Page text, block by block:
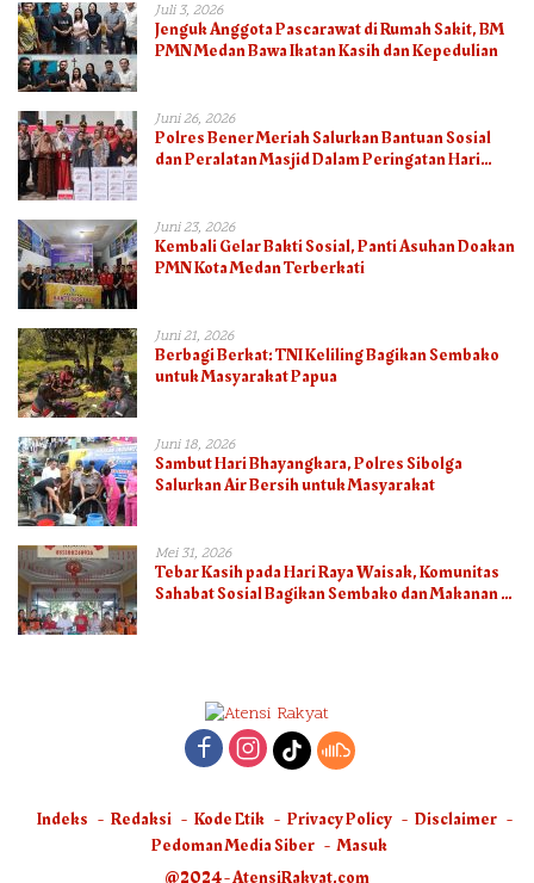
Juli 3, 2026
Jenguk Anggota Pascarawat di Rumah Sakit, BM
PMN Medan Bawa Ikatan Kasih dan Kepedulian
Juni 26, 2026
Polres Bener Meriah Salurkan Bantuan Sosial
dan Peralatan Masjid Dalam Peringatan Hari
Juni 23, 2026
Kembali Gelar Bakti Sosial, Panti Asuhan Doakan
PMN Kota Medan Terberkati
Juni 21, 2026
Berbagi Berkat: TNI Keliling Bagikan Sembako
untuk Masyarakat Papua
Juni 18, 2026
Sambut Hari Bhayangkara, Polres Sibolga
Salurkan Air Bersih untuk Masyarakat
Mei 31, 2026
Tebar Kasih pada Hari Raya Waisak, Komunitas
Sahabat Sosial Bagikan Sembako dan Makanan di
Indeks Redaksi Kode Etik Privacy Policy
Disclaimer
Pedoman Media Siber
Masuk
@2024 - AtensiRakyat.com